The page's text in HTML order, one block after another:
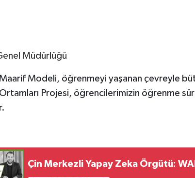
Müdürlüğü
Maarif Modeli, öğrenmeyi yaşanan çevreyle
Ortamları Projesi, öğrencilerimizin öğrenme
Çin Merkezli Yapay Zeka Örgütü: